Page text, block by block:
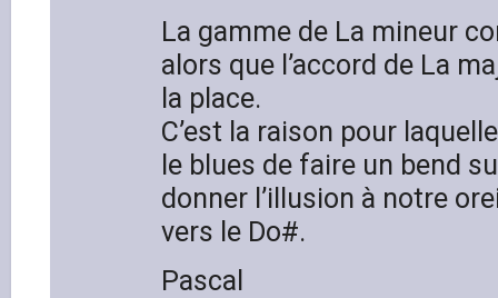
La gamme de La mineur
alors que l’accord de La
la place.
C’est la raison pour
le blues de faire un bend
donner l’illusion à notre
vers le Do#.
Pascal